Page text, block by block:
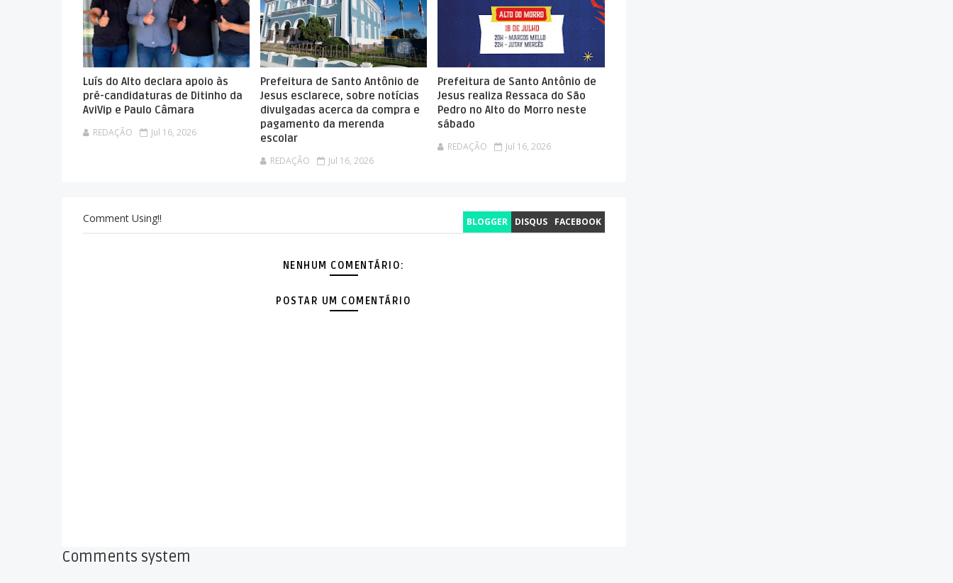
Luís do Alto declara apoio às
pré-candidaturas de Ditinho da
AviVip e Paulo Câmara
REDAÇÃO Jul 16, 2026
Prefeitura de Santo Antônio de
Jesus esclarece, sobre notícias
divulgadas acerca da compra e
pagamento da merenda
escolar
REDAÇÃO Jul 16, 2026
Prefeitura de Santo Antônio de
Jesus realiza Ressaca do São
Pedro no Alto do Morro neste
sábado
REDAÇÃO Jul 16, 2026
BLOGGER DISQUS FACEBOOK
Comment Using!!
NENHUM COMENTÁRIO:
POSTAR UM COMENTÁRIO
Comments system